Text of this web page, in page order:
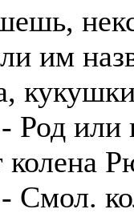
им
- Род или
колена
- Смол.